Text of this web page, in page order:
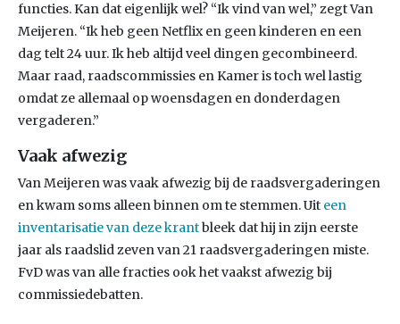
functies. Kan dat eigenlijk wel? “Ik vind van wel,” zegt Van
Meijeren. “Ik heb geen Netflix en geen kinderen en een
dag telt 24 uur. Ik heb altijd veel dingen gecombineerd.
Maar raad, raadscommissies en Kamer is toch wel lastig
omdat ze allemaal op woensdagen en donderdagen
vergaderen.”
Vaak afwezig
Van Meijeren was vaak afwezig bij de raadsvergaderingen
en kwam soms alleen binnen om te stemmen. Uit een
inventarisatie van deze krantbleek dat hij in zijn eerste
jaar als raadslid zeven van 21 raadsvergaderingen miste.
FvD was van alle fracties ook het vaakst afwezig bij
commissiedebatten.